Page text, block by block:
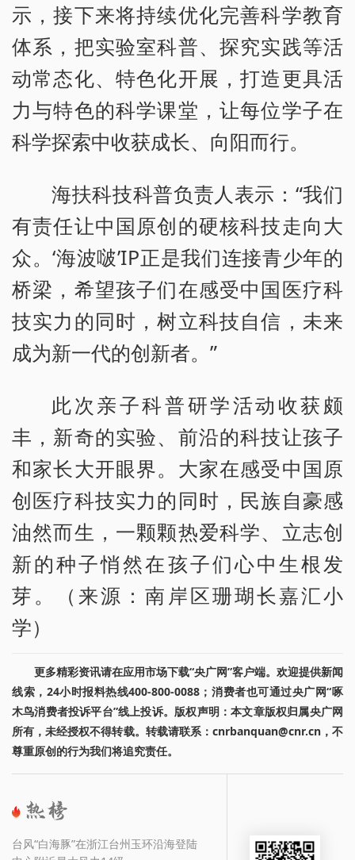
示，接下来将持续优化完善科学教育
体系，把实验室科普、探究实践等活
动常态化、特色化开展，打造更具活
力与特色的科学课堂，让每位学子在
科学探索中收获成长、向阳而行。
海扶科技科普负责人表示：“我们
有责任让中国原创的硬核科技走向大
众。‘海波啵’IP正是我们连接青少年的
桥梁，希望孩子们在感受中国医疗科
技实力的同时，树立科技自信，未来
成为新一代的创新者。”
此次亲子科普研学活动收获颇
丰，新奇的实验、前沿的科技让孩子
和家长大开眼界。大家在感受中国原
创医疗科技实力的同时，民族自豪感
油然而生，一颗颗热爱科学、立志创
新的种子悄然在孩子们心中生根发
芽。（来源：南岸区珊瑚长嘉汇小
学）
更多精彩资讯请在应用市场下载“央广网”客户端。欢迎提供新闻
线索，24小时报料热线400-800-0088；消费者也可通过央广网“啄
木鸟消费者投诉平台”线上投诉。版权声明：本文章版权归属央广网
所有，未经授权不得转载。转载请联系：cnrbanquan@cnr.cn，不
尊重原创的行为我们将追究责任。
台风“白海豚”在浙江台州玉环沿海登陆